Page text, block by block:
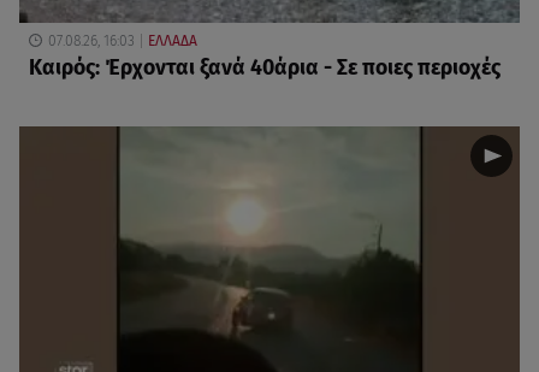
07.08.26, 16:03 ΕΛΛΑΔΑ
Καιρός: Έρχονται ξανά 40άρια - Σε ποιες περιοχές